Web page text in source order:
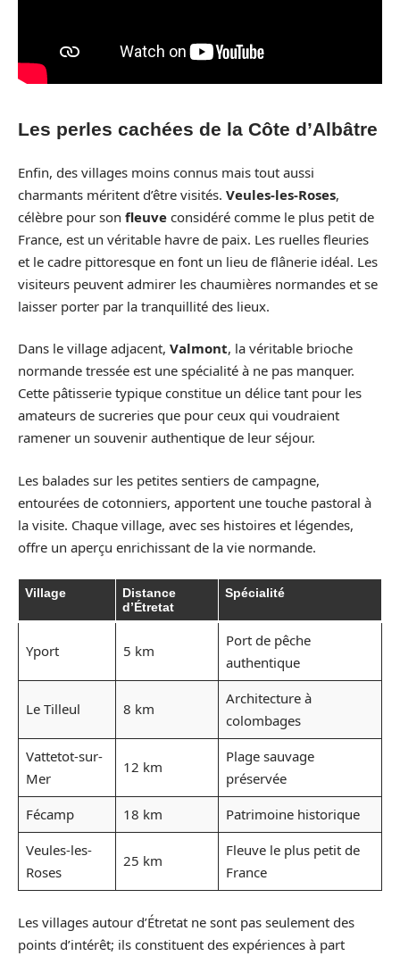
Les perles cachées de la Côte d’Albâtre
Enfin, des villages moins connus mais tout aussi
charmants méritent d’être visités. Veules-les-Roses,
célèbre pour son fleuve considéré comme le plus petit de
France, est un véritable havre de paix. Les ruelles fleuries
et le cadre pittoresque en font un lieu de flânerie idéal. Les
visiteurs peuvent admirer les chaumières normandes et se
laisser porter par la tranquillité des lieux.
Dans le village adjacent, Valmont, la véritable brioche
normande tressée est une spécialité à ne pas manquer.
Cette pâtisserie typique constitue un délice tant pour les
amateurs de sucreries que pour ceux qui voudraient
ramener un souvenir authentique de leur séjour.
Les balades sur les petites sentiers de campagne,
entourées de cotonniers, apportent une touche pastoral à
la visite. Chaque village, avec ses histoires et légendes,
offre un aperçu enrichissant de la vie normande.
Village
Distance
d’Étretat
Spécialité
Yport 5 km
Port de pêche
authentique
Le Tilleul 8 km
Architecture à
colombages
Vattetot-sur-
Mer
12 km
Plage sauvage
préservée
Fécamp
18 km
Patrimoine historique
Veules-les-
Roses
25 km
Fleuve le plus petit de
France
Les villages autour d’Étretat ne sont pas seulement des
points d’intérêt; ils constituent des expériences à part